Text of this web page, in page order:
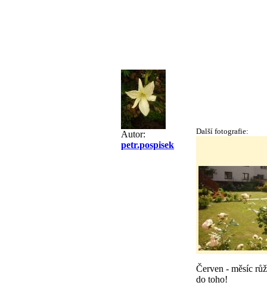
Autor:
petr.pospisek
Další fotografie:
Červen - měsíc
do toho!